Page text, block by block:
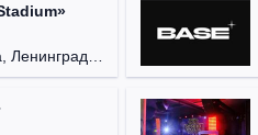
проспект, д. 80, стр. 17.